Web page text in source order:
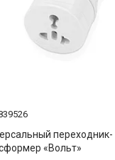
переходник-
«Вольт»